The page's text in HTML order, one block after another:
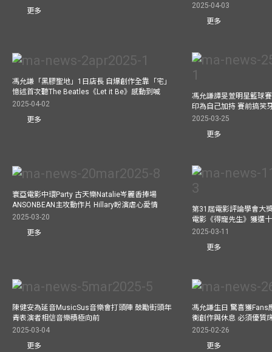
更多
2025-04-03
更多
馮允謙「黑膠聖地」1日店長 自爆創作全靠「宅」
憶述首次聽The Beatles《Let it Be》感動到喊
2025-04-02
更多
馮允謙譚旻萱明星籃球
印為自己加持 賽前搞笑
2025-03-25
更多
寰亞電影中環Party 古天樂Natalie岑麗香捧場
ANSONBEAN主攻動作片 Hillary盼演虐心愛情
2025-03-20
更多
第31屆電影評論學會大
電影《得寵先生》獲選
2025-03-11
更多
陳健安為延音MusicSus音樂會打頭陣 鼓勵街頭年
青表演者相信音樂積極向前
2025-03-04
更多
馮允謙生日 驚喜獲Fans
衡創作與休息 必須優質
2025-02-26
更多